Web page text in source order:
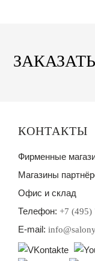
КОНТАКТЫ
Фирменные
Магазины
Офис и склад
Телефон: +7 (495)
E-mail: